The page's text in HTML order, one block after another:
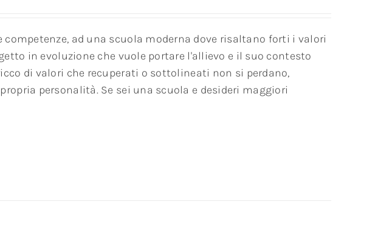
ad una scuola moderna dove risaltano forti i valori
in evoluzione che vuole portare l'allievo e il suo contesto
di valori che recuperati o sottolineati non si perdano,
personalità. Se sei una scuola e desideri maggiori